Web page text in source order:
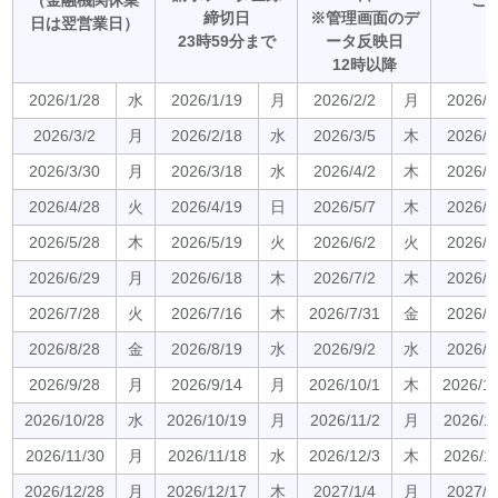
日は翌営業日）
締切日
23時59分まで
※管理画面のデ
ータ反映日
12時以降
2026/1/28
水 2026/1/19 月 2026/2/2 月
2026/
2026/3/2
月 2026/2/18 水 2026/3/5 木
2026/
2026/3/30
月 2026/3/18 水 2026/4/2 木
2026/
2026/4/28
火 2026/4/19 日 2026/5/7 木
2026/
2026/5/28
木 2026/5/19 火 2026/6/2 火
2026/
2026/6/29
月 2026/6/18 木 2026/7/2 木
2026/
2026/7/28
火 2026/7/16 木 2026/7/31 金
2026/
2026/8/28
金 2026/8/19 水 2026/9/2 水
2026/
2026/9/28
月 2026/9/14 月 2026/10/1 木
2026/
2026/10/28
水 2026/10/19 月 2026/11/2 月
2026/
2026/11/30
月 2026/11/18 水 2026/12/3 木
2026/
2026/12/28
月 2026/12/17 木 2027/1/4 月 2027/